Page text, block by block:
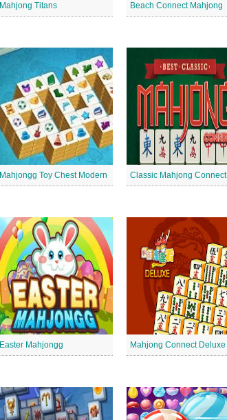
Mahjong Titans Beach Connect Mahjong
Mahjongg Toy Chest Modern Classic Mahjong Connect
Easter Mahjongg Mahjong Connect Deluxe